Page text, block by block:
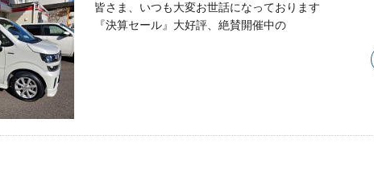
皆さま、いつも大変お世話になっております
『決算セール』大好評、絶賛開催中の